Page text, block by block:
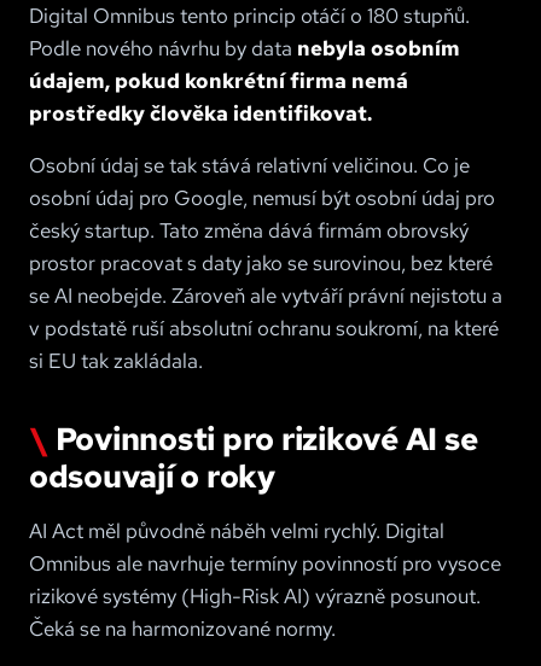
Digital Omnibus tento princip otáčí o 180 stupňů.
Podle nového návrhu by data nebyla osobním
údajem, pokud konkrétní firma nemá
prostředky člověka identifikovat.
Osobní údaj se tak stává relativní veličinou. Co je
osobní údaj pro Google, nemusí být osobní údaj pro
český startup. Tato změna dává firmám obrovský
prostor pracovat s daty jako se surovinou, bez které
se AI neobejde. Zároveň ale vytváří právní nejistotu a
v podstatě ruší absolutní ochranu soukromí, na které
si EU tak zakládala.
Povinnosti pro rizikové AI se
odsouvají o roky
AI Act měl původně náběh velmi rychlý. Digital
Omnibus ale navrhuje termíny povinností pro vysoce
rizikové systémy (High-Risk AI) výrazně posunout.
Čeká se na harmonizované normy.